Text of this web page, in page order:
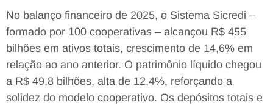
No balanço financeiro de 2025, o Sistema Sicredi –
formado por 100 cooperativas – alcançou R$ 455
bilhões em ativos totais, crescimento de 14,6% em
relação ao ano anterior. O patrimônio líquido chegou
a R$ 49,8 bilhões, alta de 12,4%, reforçando a
solidez do modelo cooperativo. Os depósitos totais e